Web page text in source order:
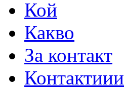
Кой
Какво
За контакт
Контактиии